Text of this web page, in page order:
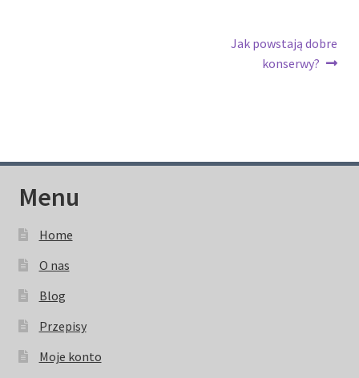
Następny
Jak powstają dobre
konserwy?
Menu
Home
O nas
Blog
Przepisy
Moje konto